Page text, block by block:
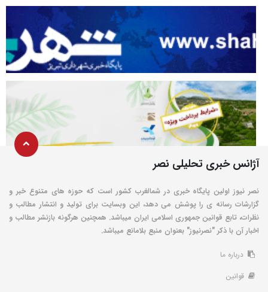
آژانس خبری تحلیلی نصر
نصر نیوز اولین پایگاه خبری در شمالغرب کشور است که حوزه های متنوع خبر و
گزارشات رسانه ی را پوشش می دهد، این وبسایت برای تولید و انتشار مطالب و
نظرات، تابع قوانین جمهوری اسلامی ایران میباشد. همچنین هرگونه بازنشر مطالب و
اخبار آن با ذکر "نصرنیوز" بعنوان منبع بلامانع میباشد.
درباره ما
قوانین